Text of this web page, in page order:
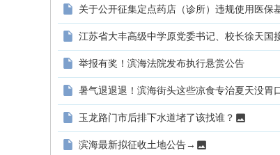
关于公开征集定点药店（诊所）违规使用医保
江苏省大丰高级中学原党委书记、校长徐天国
举报有奖！滨海法院发布执行悬赏公告
暑气退退退！滨海街头这些凉食专治夏天没胃
玉龙路门市后排下水道堵了该找谁？
滨海最新拟征收土地公告→